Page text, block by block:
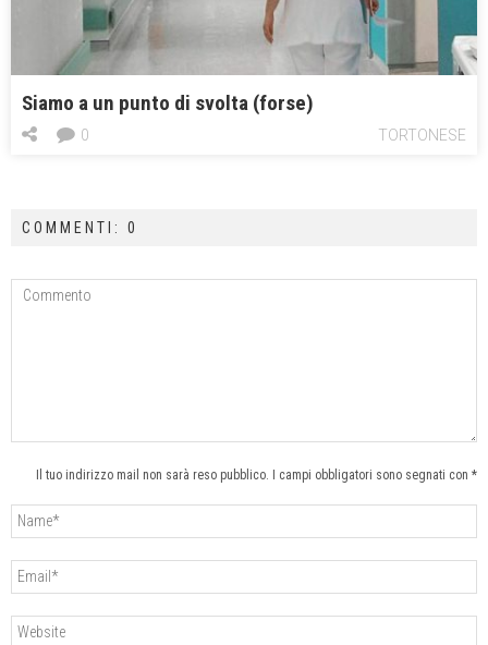
Siamo a un punto di svolta (forse)
TORTONESE
0
COMMENTI: 0
Il tuo indirizzo mail non sarà reso pubblico. I campi obbligatori sono segnati con *